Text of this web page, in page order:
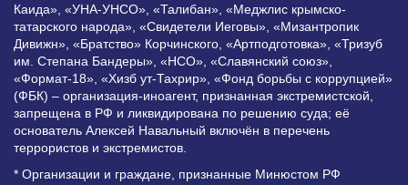
Каида», «УНА-УНСО», «Талибан», «Меджлис крымско-
татарского народа», «Свидетели Иеговы», «Мизантропик
Дивижн», «Братство» Корчинского, «Артподготовка», «Тризуб
им. Степана Бандеры», «НСО», «Славянский союз»,
«Формат-18», «Хизб ут-Тахрир», «Фонд борьбы с коррупцией»
(ФБК) – организация-иноагент, признанная экстремистской,
запрещена в РФ и ликвидирована по решению суда; её
основатель Алексей Навальный включён в перечень
террористов и экстремистов.
* Организации и граждане, признанные Минюстом РФ